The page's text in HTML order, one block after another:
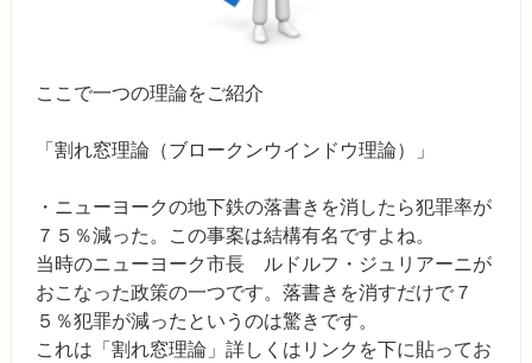
ここで一つの理論をご紹介
「割れ窓理論（ブロークンウインドウ理論）」
・ニューヨークの地下鉄の落書きを消したら犯罪率が
７５％減った。この事案は結構有名ですよね。
当時のニューヨーク市長 ルドルフ・ジュリアーニが
おこなった政策の一つです。落書きを消すだけで７
５％犯罪が減ったというのは驚きです。
これは「割れ窓理論」詳しくはリンクを下に貼ってお